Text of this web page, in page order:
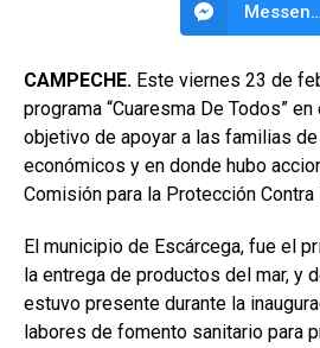
Messenger
CAMPECHE. Este viernes 23 de
programa “Cuaresma De Todos”
objetivo de apoyar a las familias
económicos y en donde hubo
Comisión para la Protección
El municipio de Escárcega, fue el
la entrega de productos del mar, y
estuvo presente durante la
labores de fomento sanitario para